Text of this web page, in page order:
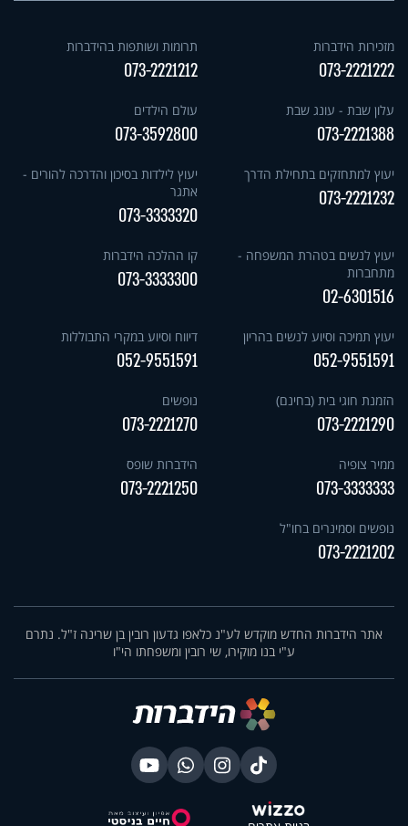
מזכירות הידברות
073-2221222
תרומות ושותפות בהידברות
073-2221212
עלון שבת - עונג שבת
073-2221388
עולם הילדים
073-3592800
יעוץ למתחזקים בתחילת הדרך
073-2221232
יעוץ לילדות בסיכון והדרכה להורים -
אתגר
073-3333320
יעוץ לנשים בטהרת המשפחה -
מתחברות
02-6301516
קו ההלכה הידברות
073-3333300
יעוץ תמיכה וסיוע לנשים בהריון
052-9551591
דיווח וסיוע במקרי התבוללות
052-9551591
הזמנת חוגי בית (בחינם)
073-2221290
נופשים
073-2221270
ממיר צופיה
073-3333333
הידברות שופס
073-2221250
נופשים וסמינרים בחו"ל
073-2221202
אתר הידברות החדש מוקדש לע"נ כלאפו גדעון רובין בן שרינה ז"ל. נתרם
ע"י בנו מוקירו, שי רובין ומשפחתו הי"ו